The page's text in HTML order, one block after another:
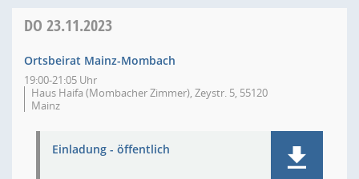
DO 23.11.2023
Ortsbeirat Mainz-Mombach
19:00-21:05 Uhr
Haus Haifa (Mombacher Zimmer), Zeystr. 5, 55120
Mainz
Einladung - öffentlich